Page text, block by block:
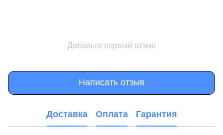
Добавьте первый отзыв
Написать отзыв
Доставка Оплата Гарантия